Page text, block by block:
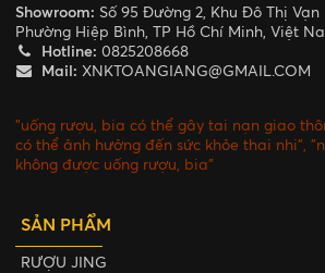
Showroom: Số 95 Đường 2, Khu Đô Thị Vạn
Phường Hiệp Bình, TP Hồ Chí Minh, Việt
Hotline: 0825208668
Mail: XNKTOANGIANG@GMAIL.COM
"uống rượu, bia có thể gây tai nạn giao
có thể ảnh hưởng đến sức khỏe thai nhi",
không được uống rượu, bia"
SẢN PHẨM
RƯỢU JING